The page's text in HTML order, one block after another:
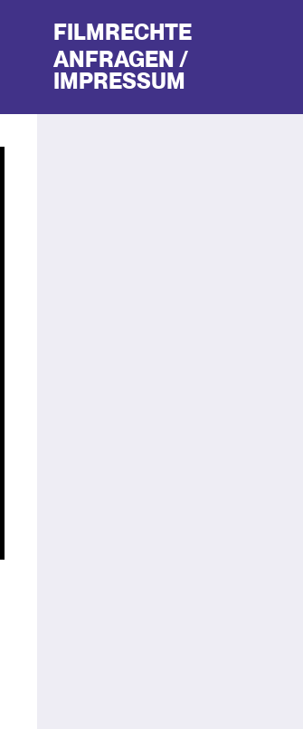
FILMRECHTE
ANFRAGEN /
IMPRESSUM